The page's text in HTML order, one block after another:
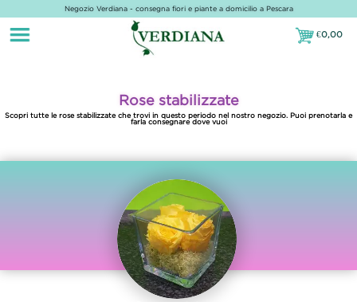
Negozio Verdiana - consegna fiori e piante a domicilio a Pescara
€0,00
€0,00
Rose stabilizzate
Scopri tutte le rose stabilizzate che trovi in questo periodo nel nostro negozio. Puoi prenotarla e
farla consegnare dove vuoi